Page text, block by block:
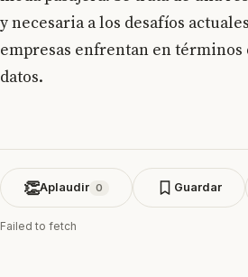
y necesaria a los desafíos
empresas enfrentan en términos
datos.
👏Aplaudir 0 Guardar
Failed to fetch